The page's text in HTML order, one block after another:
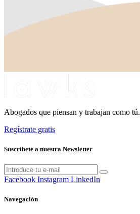
Abogados que piensan y trabajan como tú.
Regístrate gratis
Suscríbete a nuestra Newsletter
Facebook Instagram LinkedIn
Navegación